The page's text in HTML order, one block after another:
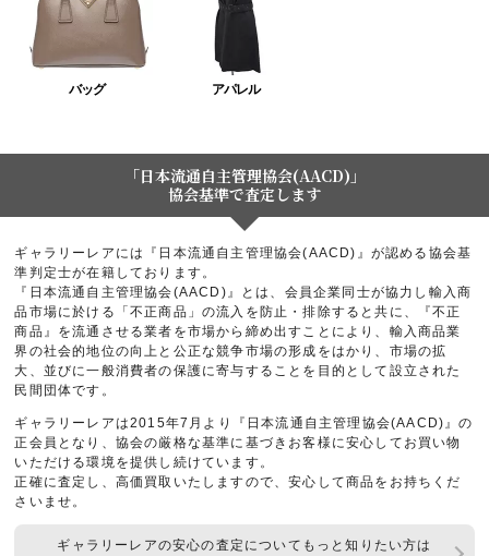
バッグ アパレル
「日本流通自主管理協会(AACD)」
協会基準で査定します
ギャラリーレアには『日本流通自主管理協会(AACD)』が認める協会基
準判定士が在籍しております。
『日本流通自主管理協会(AACD)』とは、会員企業同士が協力し輸入商
品市場に於ける「不正商品」の流入を防止・排除すると共に、『不正
商品』を流通させる業者を市場から締め出すことにより、輸入商品業
界の社会的地位の向上と公正な競争市場の形成をはかり、市場の拡
大、並びに一般消費者の保護に寄与することを目的として設立された
民間団体です。
ギャラリーレアは2015年7月より『日本流通自主管理協会(AACD)』の
正会員となり、協会の厳格な基準に基づきお客様に安心してお買い物
いただける環境を提供し続けています。
正確に査定し、高価買取いたしますので、安心して商品をお持ちくだ
さいませ。
ギャラリーレアの安心の査定についてもっと知りたい方は